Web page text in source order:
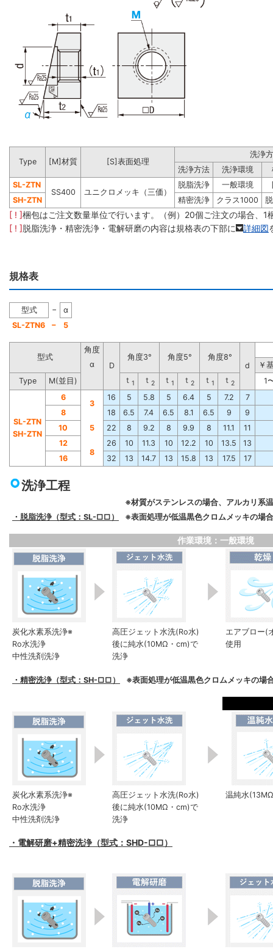
Type [M]材質 [S]表面処理
洗浄
洗浄方法
洗浄環境
SL-ZTN
SS400
ユニクロメッキ（三価）
脱脂洗浄 一般環境
SH-ZTN
精密洗浄 クラス1000
[ ! ]梱包はご注文数量単位で行います。（例）20個ご注文の場合、1
[ ! ]脱脂洗浄・精密洗浄・電解研磨の内容は規格表の下部に 詳細図
規格表
型式 −
α
SL-ZTN6
− 5
型式
角度
D
角度3° 角度5°
角度8°
d
α
￥
Type
M(並目) ｔ 1 ｔ 2 ｔ 1 ｔ 2 ｔ 1 ｔ 2 1
SL-ZTN
SH-ZTN
6
3
5
8
16 5 5.8 5 6.4 5 7.2
7
8
18 6.5 7.4 6.5 8.1 6.5 9
9
10
22 8 9.2 8 9.9 8 11.1
11
12
26 10 11.3 10 12.2 10 13.5
13
16
32 13 14.7 13 15.8 13 17.5 17
洗浄工程
※材質がステンレスの場合、アルカリ系
・脱脂洗浄（型式：SL-□□）
※表面処理が低温黒色クロムメッキの場
作業環境：一般環境
炭化水素系洗浄※
Ro水洗浄
中性洗剤洗浄
高圧ジェット水洗(Ro水)
後に純水(10MΩ・cm)で
洗浄
エアブロー(
使用
・精密洗浄（型式：SH-□□） ※表面処理が低温黒色クロムメッキの場
炭化水素系洗浄※
Ro水洗浄
中性洗剤洗浄
高圧ジェット水洗(Ro水)
後に純水(10MΩ・cm)で
洗浄
温純水
・電解研磨+精密洗浄（型式：SHD-□□）